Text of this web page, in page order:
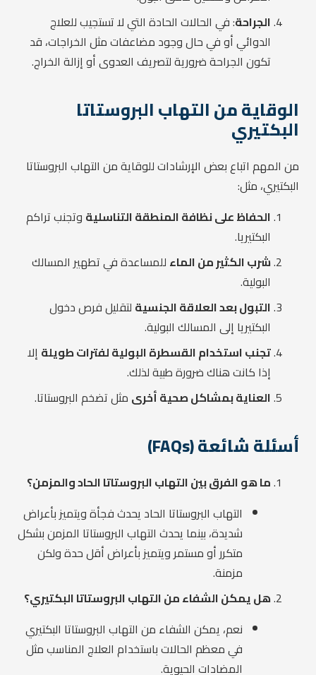
الجراحة: في الحالات الحادة التي لا تستجيب للعلاج
الدوائي أو في حال وجود مضاعفات مثل الخراجات، قد
تكون الجراحة ضرورية لتصريف العدوى أو إزالة الخراج.
الوقاية من التهاب البروستاتا
البكتيري
من المهم اتباع بعض الإرشادات للوقاية من التهاب البروستاتا
البكتيري، مثل:
الحفاظ على نظافة المنطقة التناسلية وتجنب تراكم
البكتيريا.
شرب الكثير من الماء للمساعدة في تطهير المسالك
البولية.
التبول بعد العلاقة الجنسية لتقليل فرص دخول
البكتيريا إلى المسالك البولية.
تجنب استخدام القسطرة البولية لفترات طويلة إلا
إذا كانت هناك ضرورة طبية لذلك.
العناية بمشاكل صحية أخرى مثل تضخم البروستاتا.
أسئلة شائعة (FAQs)
ما هو الفرق بين التهاب البروستاتا الحاد والمزمن؟
التهاب البروستاتا الحاد يحدث فجأة ويتميز بأعراض
شديدة، بينما يحدث التهاب البروستاتا المزمن بشكل
متكرر أو مستمر ويتميز بأعراض أقل حدة ولكن
مزمنة.
هل يمكن الشفاء من التهاب البروستاتا البكتيري؟
نعم، يمكن الشفاء من التهاب البروستاتا البكتيري
في معظم الحالات باستخدام العلاج المناسب مثل
المضادات الحيوية.